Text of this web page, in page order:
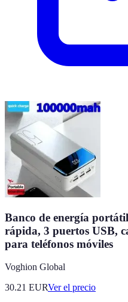
Banco de energía
rápida, 3 puertos USB,
para teléfonos móviles
Voghion Global
30.21 EURVer el precio